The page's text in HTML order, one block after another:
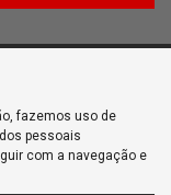
fazemos uso de
pessoais
com a navegação e